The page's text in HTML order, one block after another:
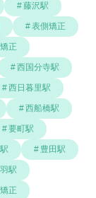
藤沢駅
表側矯正
正
西国分寺駅
西日暮里駅
西船橋駅
要町駅
豊田駅
駅
正